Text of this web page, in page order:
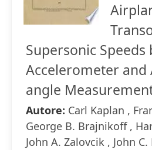
Supersonic
Accelerometer and
angle
Autore: Carl Kaplan ,
George B. Brajnikoff ,
John A. Zalovcik , John